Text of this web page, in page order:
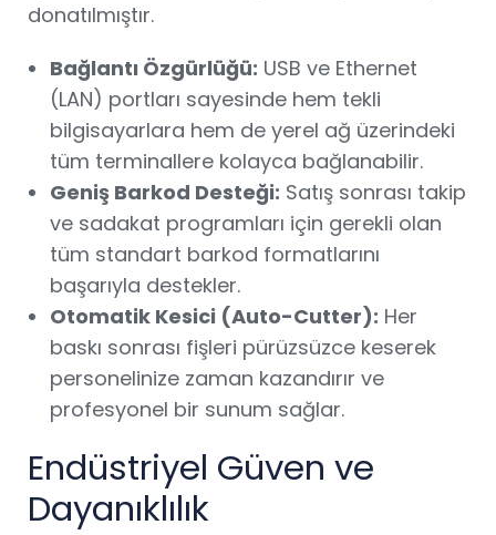
donatılmıştır.
Bağlantı Özgürlüğü: USB ve Ethernet
(LAN) portları sayesinde hem tekli
bilgisayarlara hem de yerel ağ üzerindeki
tüm terminallere kolayca bağlanabilir.
Geniş Barkod Desteği: Satış sonrası takip
ve sadakat programları için gerekli olan
tüm standart barkod formatlarını
başarıyla destekler.
Otomatik Kesici (Auto-Cutter): Her
baskı sonrası fişleri pürüzsüzce keserek
personelinize zaman kazandırır ve
profesyonel bir sunum sağlar.
Endüstriyel Güven ve
Dayanıklılık